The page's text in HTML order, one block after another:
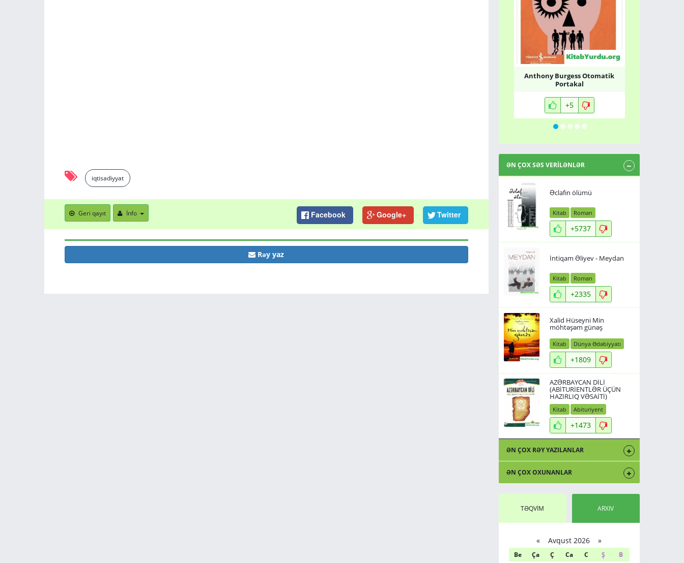
iqtisadiyyat
Geri qayıt İnfo Facebook Google+ Twitter
Rəy yaz
Anthony Burgess Otomatik
Portakal
+5
ƏN ÇOX SƏS VERİLƏNLƏR
Əclafın ölümü
Kitab Roman
+5737
İntiqam Əliyev - Meydan
Kitab Roman
+2335
Xalid Hüseyni Min
möhtəşəm günəş
Kitab Dünya Ədəbiyyatı
+1809
AZƏRBAYCAN DİLİ
(ABİTURİENTLƏR ÜÇÜN
HAZIRLIQ VƏSAİTİ)
Kitab Abituriyent
+1473
ƏN ÇOX RƏY YAZILANLAR
ƏN ÇOX OXUNANLAR
TƏQVİM ARXIV
« Avqust 2026 »
Be Ça Ç Ca C Ş
B